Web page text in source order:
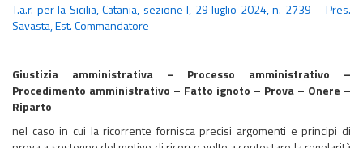
T.a.r. per la Sicilia, Catania, sezione I, 29 luglio 2024, n. 2739 – Pres.
Savasta, Est. Commandatore
Giustizia amministrativa – Processo amministrativo –
Procedimento amministrativo – Fatto ignoto – Prova – Onere –
Riparto
nel caso in cui la ricorrente fornisca precisi argomenti e principi di